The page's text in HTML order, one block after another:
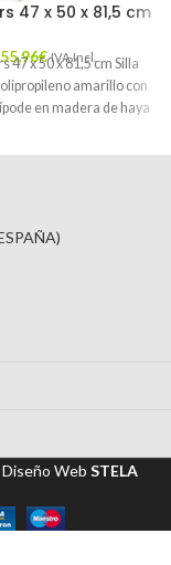
47 x 50 x 81,5 cm
55,96€ IVA Incl.
47 x 50 x 81,5 cm Silla
amarillo con
en madera de haya
Diseño Web STELA